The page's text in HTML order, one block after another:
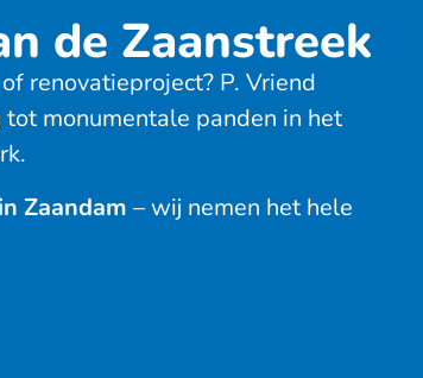
de Zaanstreek
renovatieproject? P. Vriend
monumentale panden in het
Zaandam – wij nemen het hele